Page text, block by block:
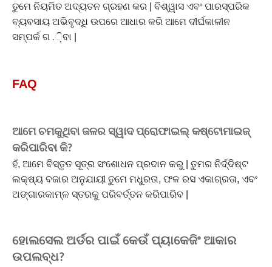
ତୁମେ ନିୟମିତ ଅଦ୍ୟତନ ଗ୍ରହଣ କର | ବିଶ୍ୱାସ ଏବଂ ପାରସ୍ପରିକ
ବ୍ୟବସାୟ ଅଭିବୃଦ୍ଧି ଉପରେ ଆଧାର କରି ଆମେ ଦୀର୍ଘକାଳୀନ
ସମ୍ପର୍କ ଗ .଼ିବା |
FAQ
ଆମେ ଚମକୁଥିବା ଜଳର ସ୍ୱାଦ ପ୍ରୋଫାଇଲ୍ କଷ୍ଟୋମାଇଜ୍
କରିପାରିବା କି?
ହଁ, ଆମେ ବିସ୍ତୃତ ସୂତ୍ର ସଂଶୋଧନ ପ୍ରଦାନ କରୁ | ତୁମର ନିର୍ଦ୍ଦିଷ୍ଟ
ଲକ୍ଷ୍ୟ ବଜାର ଅନୁଯାୟୀ ତୁମେ ମଧୁରତା, ଫଳ ରସ ଏକାଗ୍ରତା, ଏବଂ
ଅଙ୍ଗାରକାମ୍ଳ ସ୍ତରକୁ ପରିବର୍ତ୍ତନ କରିପାରିବ |
ହୋଲସେଲ ଅର୍ଡର ପାଇଁ କେଉଁ ପ୍ୟାକେଜିଂ ଆକାର
ଉପଲବ୍ଧ?